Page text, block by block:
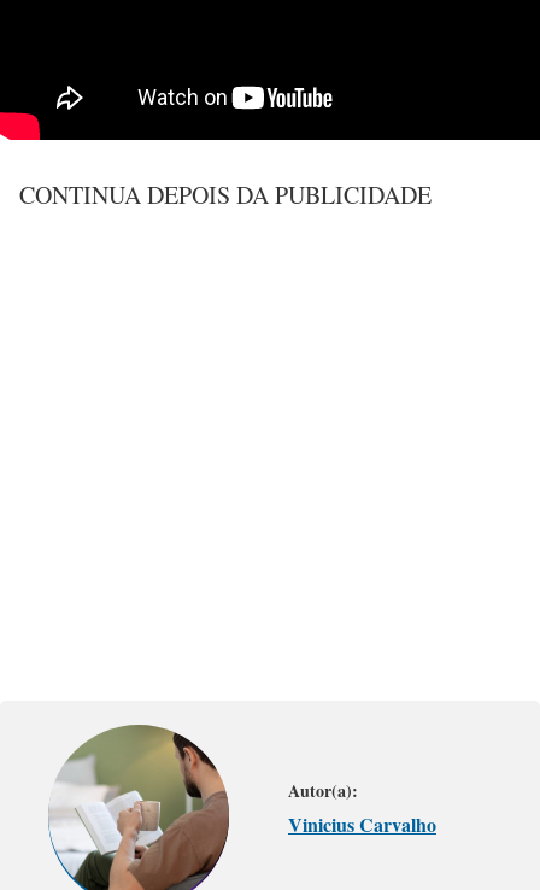
CONTINUA DEPOIS DA PUBLICIDADE
Autor(a):
Vinicius Carvalho